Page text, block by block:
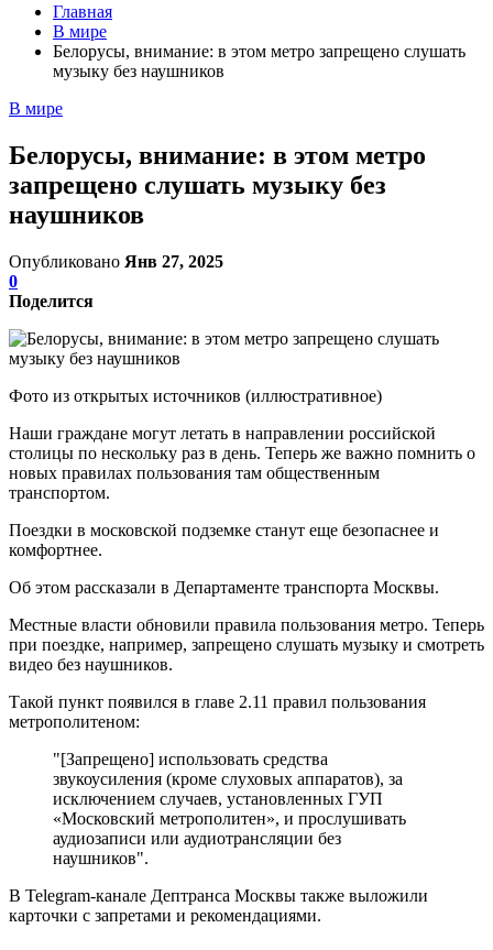
Главная
В мире
Белорусы, внимание: в этом метро запрещено слушать
музыку без наушников
В мире
Белорусы, внимание: в этом метро
запрещено слушать музыку без
наушников
Опубликовано Янв 27, 2025
0
Поделится
Фото из открытых источников (иллюстративное)
Наши граждане могут летать в направлении российской
столицы по нескольку раз в день. Теперь же важно помнить о
новых правилах пользования там общественным
транспортом.
Поездки в московской подземке станут еще безопаснее и
комфортнее.
Об этом рассказали в Департаменте транспорта Москвы.
Местные власти обновили правила пользования метро. Теперь
при поездке, например, запрещено слушать музыку и смотреть
видео без наушников.
Такой пункт появился в главе 2.11 правил пользования
метрополитеном:
"[Запрещено] использовать средства
звукоусиления (кроме слуховых аппаратов), за
исключением случаев, установленных ГУП
«Московский метрополитен», и прослушивать
аудиозаписи или аудиотрансляции без
наушников".
В Telegram-канале Дептранса Москвы также выложили
карточки с запретами и рекомендациями.